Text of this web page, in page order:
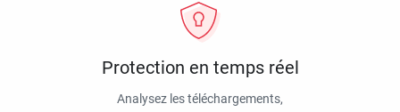
Protection en temps réel
Analysez les téléchargements,